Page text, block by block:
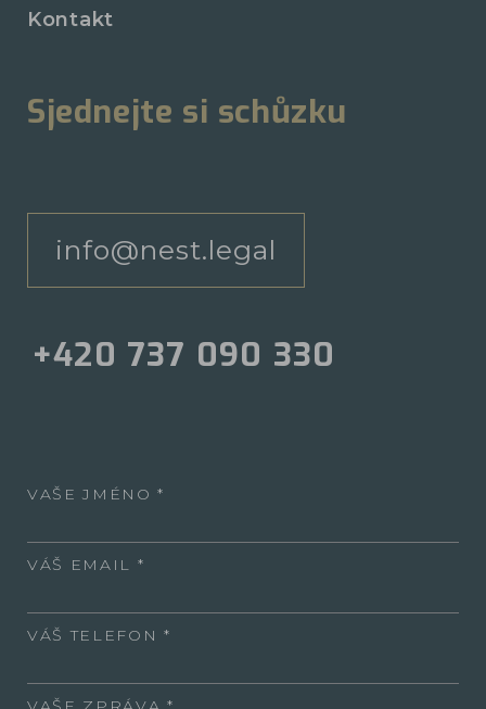
Kontakt
Sjednejte si schůzku
info@nest.legal
+420 737 090 330
VAŠE JMÉNO
VÁŠ EMAIL
VÁŠ TELEFON